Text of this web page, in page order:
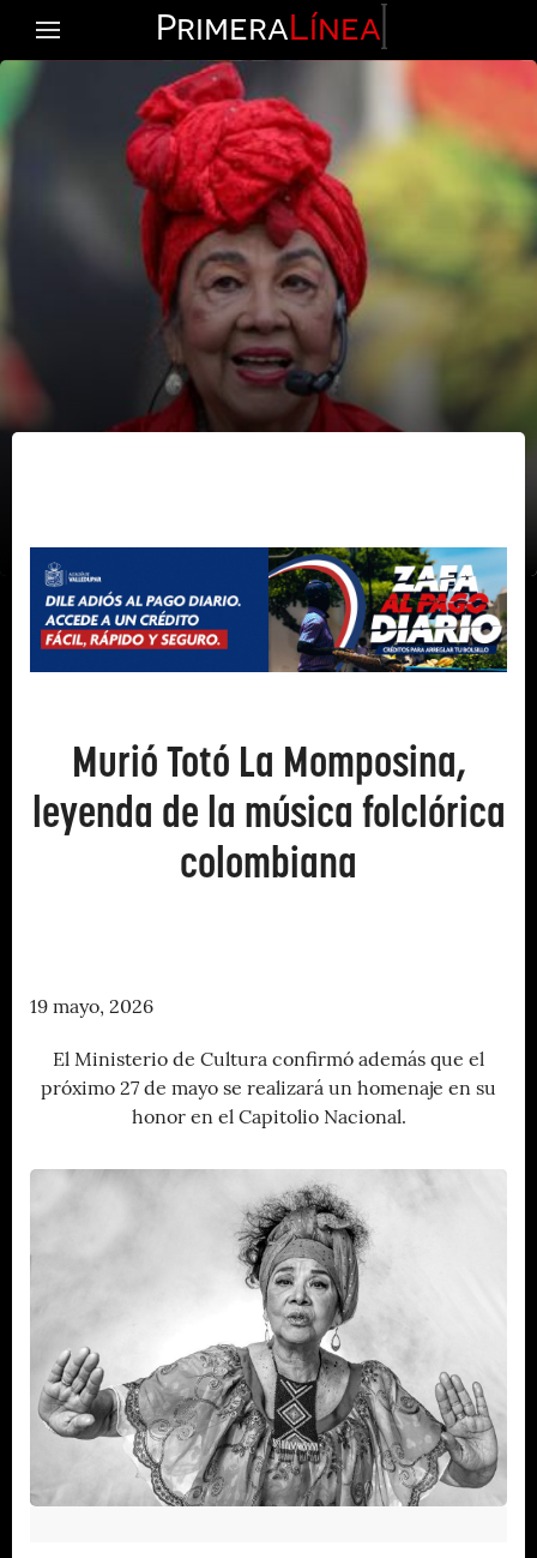
PrimeraLínea
Murió Totó La Momposina,
leyenda de la música folclórica
colombiana
19 mayo, 2026
El Ministerio de Cultura confirmó además que el
próximo 27 de mayo se realizará un homenaje en su
honor en el Capitolio Nacional.